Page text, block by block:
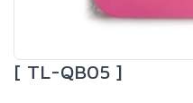
[ TL-QB05 ]